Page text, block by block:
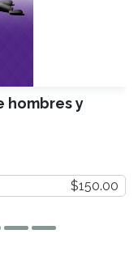
hombres y
$150.00